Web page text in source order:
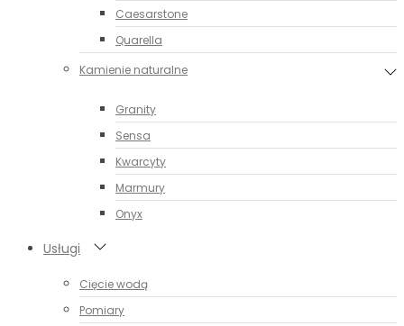
Caesarstone
Quarella
Kamienie naturalne
Granity
Sensa
Kwarcyty
Marmury
Onyx
Usługi
Cięcie wodą
Pomiary